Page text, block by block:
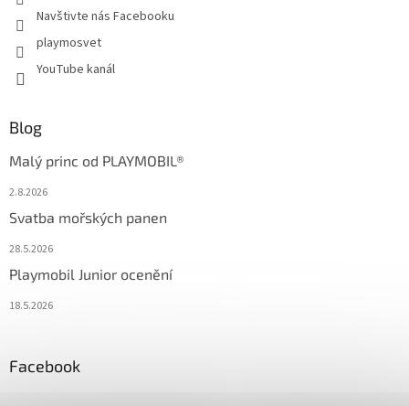
Navštivte nás Facebooku
playmosvet
YouTube kanál
Blog
Malý princ od PLAYMOBIL®
2.8.2026
Svatba mořských panen
28.5.2026
Playmobil Junior ocenění
18.5.2026
Facebook